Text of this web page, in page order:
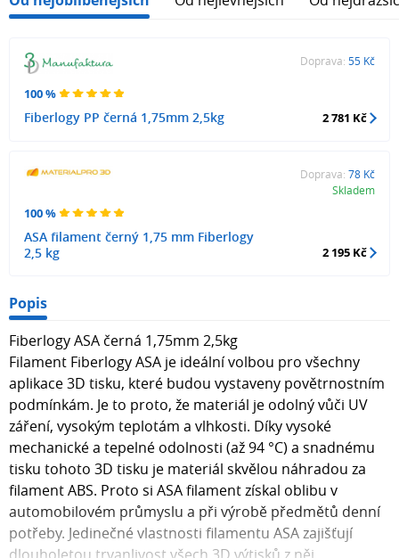
100 %
Fiberlogy PP černá 1,75mm 2,5kg
Doprava: 55 Kč
2 781 Kč
100 %
ASA filament černý 1,75 mm Fiberlogy
2,5 kg
Doprava: 78 Kč
Skladem
2 195 Kč
Popis
Fiberlogy ASA černá 1,75mm 2,5kg
Filament Fiberlogy ASA je ideální volbou pro všechny
aplikace 3D tisku, které budou vystaveny povětrnostním
podmínkám. Je to proto, že materiál je odolný vůči UV
záření, vysokým teplotám a vlhkosti. Díky vysoké
mechanické a tepelné odolnosti (až 94 °C) a snadnému
tisku tohoto 3D tisku je materiál skvělou náhradou za
filament ABS. Proto si ASA filament získal oblibu v
automobilovém průmyslu a při výrobě předmětů denní
potřeby. Jedinečné vlastnosti filamentu ASA zajišťují